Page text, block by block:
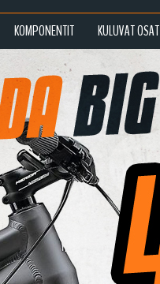
KOMPONENTIT KULUVAT OSAT